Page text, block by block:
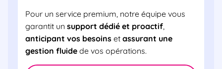
Pour un service premium, notre équipe vous
garantit un support dédié et proactif,
anticipant vos besoins et assurant une
gestion fluide de vos opérations.